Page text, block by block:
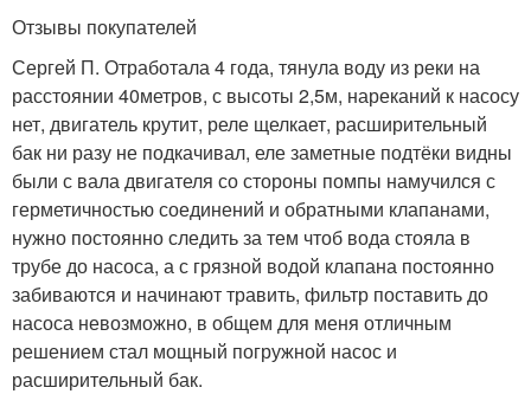
Отзывы покупателей
Сергей П. Отработала 4 года, тянула воду из реки на
расстоянии 40метров, с высоты 2,5м, нареканий к насосу
нет, двигатель крутит, реле щелкает, расширительный
бак ни разу не подкачивал, еле заметные подтёки видны
были с вала двигателя со стороны помпы намучился с
герметичностью соединений и обратными клапанами,
нужно постоянно следить за тем чтоб вода стояла в
трубе до насоса, а с грязной водой клапана постоянно
забиваются и начинают травить, фильтр поставить до
насоса невозможно, в общем для меня отличным
решением стал мощный погружной насос и
расширительный бак.